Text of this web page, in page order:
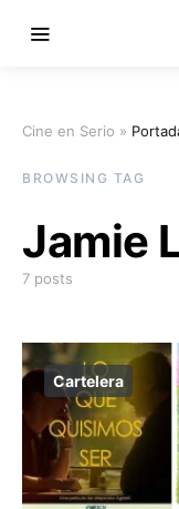
Cine en Serio »
BROWSING TAG
Jamie
7 posts
Cartelera